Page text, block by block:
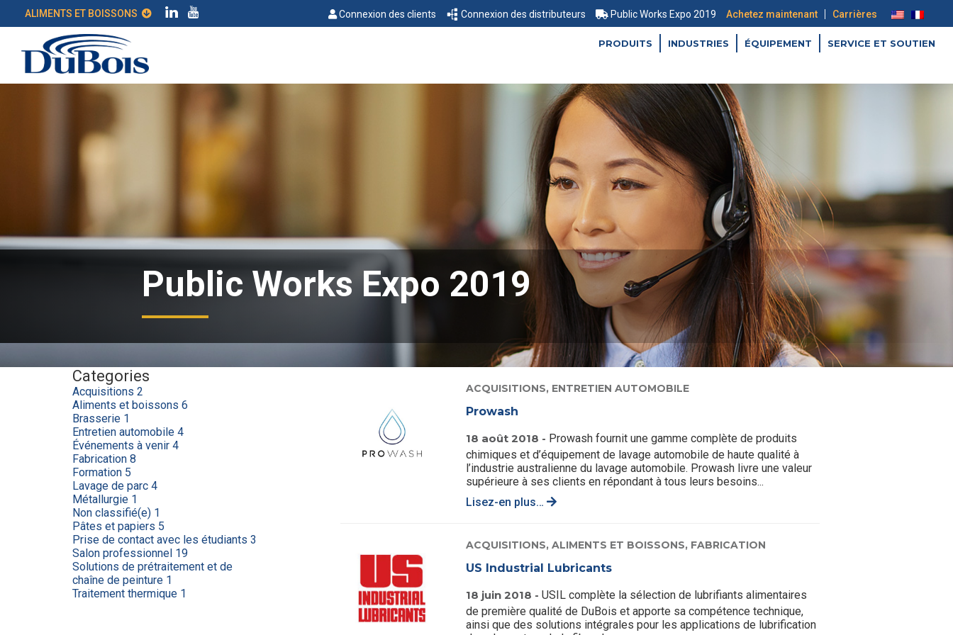
Connexion des clients Connexion des distributeurs Public Works Expo 2019 Achetez maintenant | Carrières
PRODUITS INDUSTRIES ÉQUIPEMENT SERVICE ET SOUTIEN
Public Works Expo 2019
Categories
Acquisitions 2
Aliments et boissons 6
Brasserie 1
Entretien automobile 4
Événements à venir 4
Fabrication 8
Formation 5
Lavage de parc 4
Métallurgie 1
Non classifié(e) 1
Pâtes et papiers 5
Prise de contact avec les étudiants 3
Salon professionnel 19
Solutions de prétraitement et de
chaîne de peinture 1
Traitement thermique 1
ACQUISITIONS, ENTRETIEN AUTOMOBILE
Prowash
18 août 2018 - Prowash fournit une gamme complète de produits
chimiques et d’équipement de lavage automobile de haute qualité à
l’industrie australienne du lavage automobile. Prowash livre une valeur
supérieure à ses clients en répondant à tous leurs besoins...
Lisez-en plus…
ACQUISITIONS, ALIMENTS ET BOISSONS, FABRICATION
US Industrial Lubricants
18 juin 2018 - USIL complète la sélection de lubrifiants alimentaires
de première qualité de DuBois et apporte sa compétence technique,
ainsi que des solutions intégrales pour les applications de lubrification